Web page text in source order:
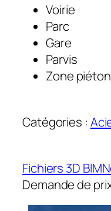
Voirie
Parc
Gare
Parvis
Zone
Catégories :
Fichiers 3D BIM
Demande de